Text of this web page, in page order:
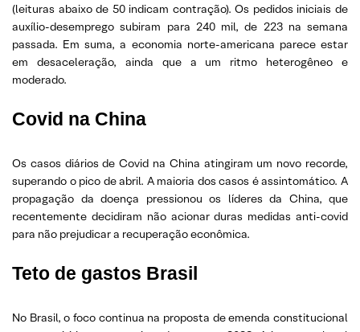
(leituras abaixo de 50 indicam contração). Os pedidos iniciais de
auxílio-desemprego subiram para 240 mil, de 223 na semana
passada. Em suma, a economia norte-americana parece estar
em desaceleração, ainda que a um ritmo heterogêneo e
moderado.
Covid na China
Os casos diários de Covid na China atingiram um novo recorde,
superando o pico de abril. A maioria dos casos é assintomático. A
propagação da doença pressionou os líderes da China, que
recentemente decidiram não acionar duras medidas anti-covid
para não prejudicar a recuperação econômica.
Teto de gastos Brasil
No Brasil, o foco continua na proposta de emenda constitucional